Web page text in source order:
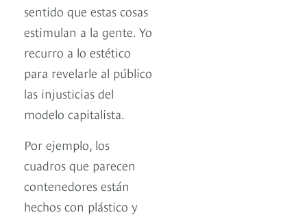
sentido que estas cosas
estimulan a la gente. Yo
recurro a lo estético
para revelarle al público
las injusticias del
modelo capitalista.
Por ejemplo, los
cuadros que parecen
contenedores están
hechos con plástico y